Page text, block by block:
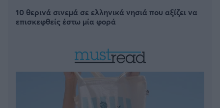
10 θερινά σινεμά σε ελληνικά νησιά που αξίζει να
επισκεφθείς έστω μία φορά